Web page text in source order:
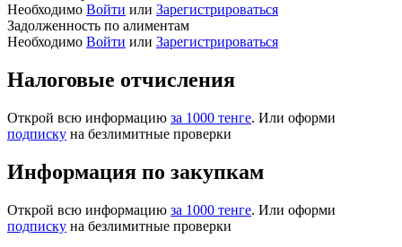
Необходимо Войти или Зарегистрироваться
Задолженность по алиментам
Необходимо Войти или Зарегистрироваться
Налоговые отчисления
Открой всю информацию за 1000 тенге. Или оформи
подписку на безлимитные проверки
Информация по закупкам
Открой всю информацию за 1000 тенге. Или оформи
подписку на безлимитные проверки